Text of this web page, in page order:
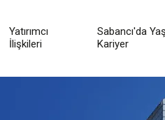
Yatırımcı
İlişkileri
Sabancı'da
Kariyer